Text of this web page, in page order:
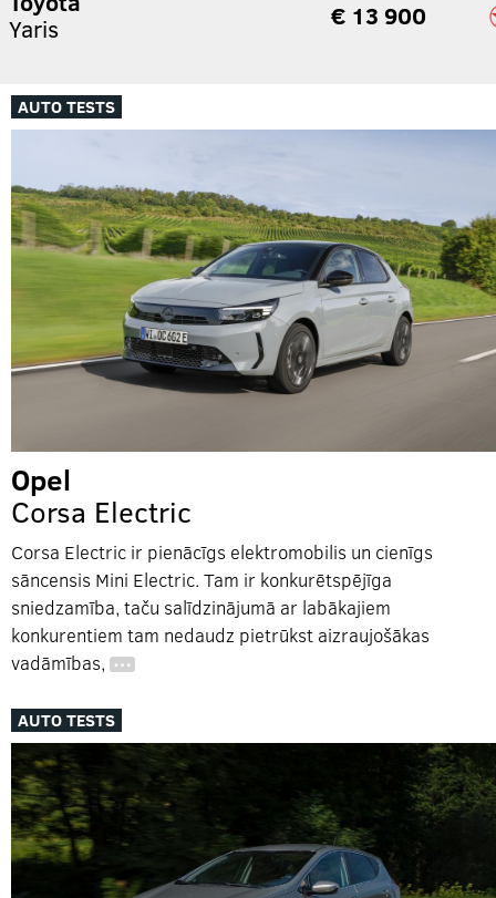
Yaris
€ 13 900
AUTO TESTS
Opel
Corsa Electric
Corsa Electric ir pienācīgs elektromobilis un cienīgs
sāncensis Mini Electric. Tam ir konkurētspējīga
sniedzamība, taču salīdzinājumā ar labākajiem
konkurentiem tam nedaudz pietrūkst aizraujošākas
vadāmības, …
AUTO TESTS